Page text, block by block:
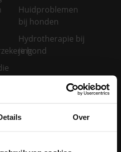
Over
Huidproblemen
bij honden
Hydrotherapie bij
je hond
behandeling van